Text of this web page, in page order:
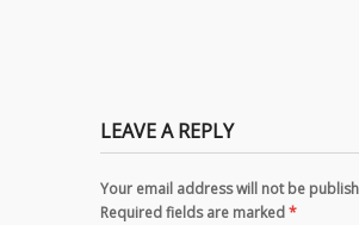
LEAVE A REPLY
Your email address will not be
Required fields are marked*